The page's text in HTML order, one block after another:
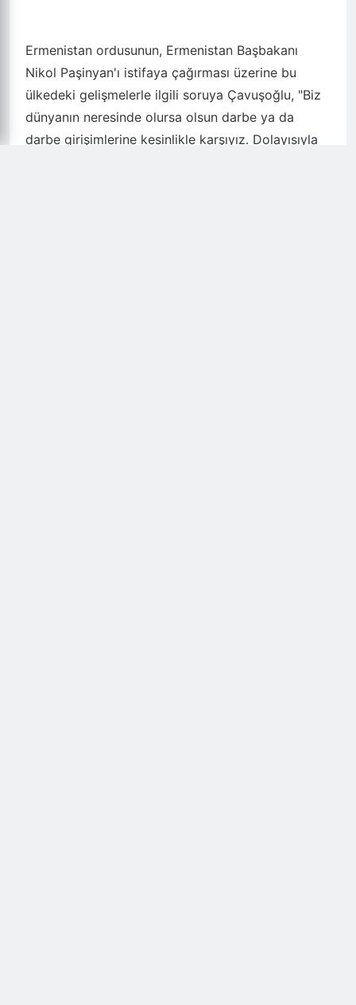
Ermenistan ordusunun, Ermenistan Başbakanı
Nikol Paşinyan'ı istifaya çağırması üzerine bu
ülkedeki gelişmelerle ilgili soruya Çavuşoğlu, "Biz
dünyanın neresinde olursa olsun darbe ya da
darbe girişimlerine kesinlikle karşıyız. Dolayısıyla